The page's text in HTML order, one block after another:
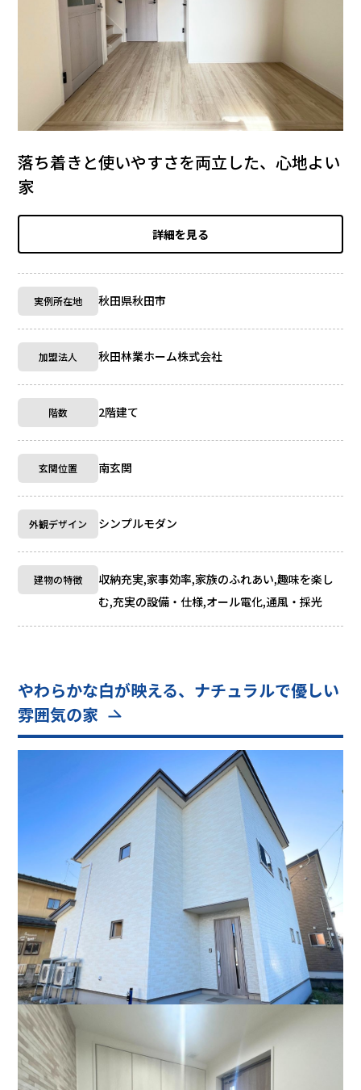
落ち着きと使いやすさを両立した、心地よい
家
詳細を見る
実例所在地 秋田県秋田市
加盟法人 秋田林業ホーム株式会社
階数 2階建て
玄関位置 南玄関
外観デザイン シンプルモダン
建物の特徴
収納充実,家事効率,家族のふれあい,趣味を楽し
む,充実の設備・仕様,オール電化,通風・採光
やわらかな白が映える、ナチュラルで優しい
雰囲気の家